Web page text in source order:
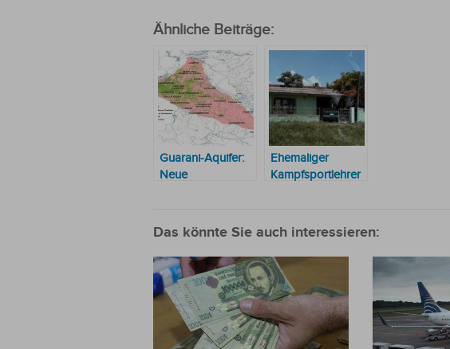
Ähnliche Beiträge:
Guarani-Aquifer:
Neue
Beobachtung des
installiert
Ehemaliger
Kampfsportlehrer
der Straße
Das könnte Sie auch interessieren: